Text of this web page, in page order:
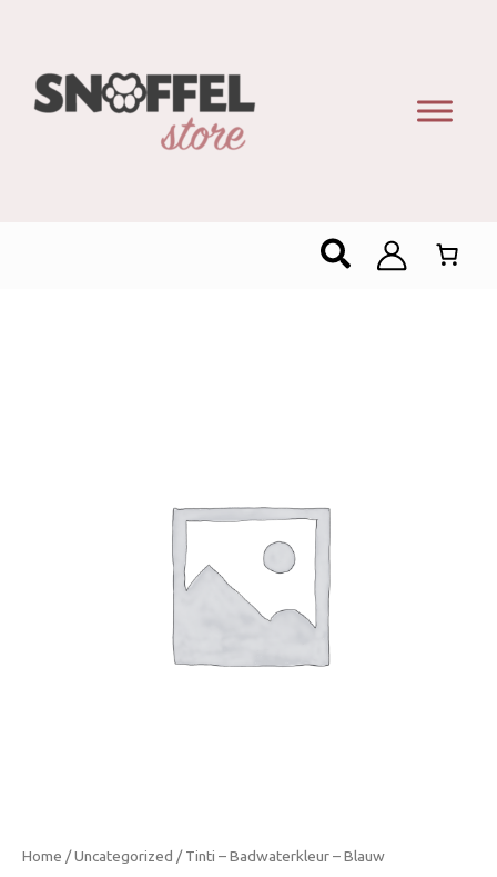
Zoeken
Home /Uncategorized / Tinti – Badwaterkleur – Blauw